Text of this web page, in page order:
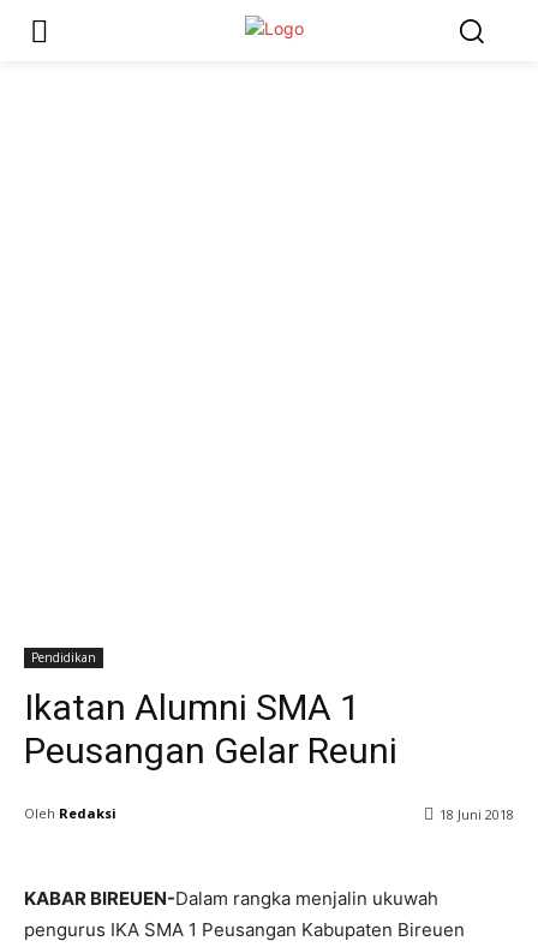
Pendidikan
Ikatan Alumni SMA 1
Peusangan Gelar Reuni
Oleh Redaksi 18 Juni 2018
KABAR BIREUEN-Dalam rangka menjalin ukuwah
pengurus IKA SMA 1 Peusangan Kabupaten Bireuen